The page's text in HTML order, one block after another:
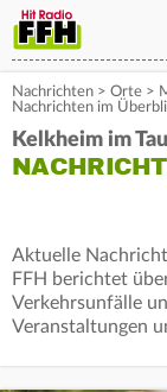
Nachrichten > Orte >
Nachrichten im
Kelkheim im
Aktuelle
FFH berichtet
Verkehrsunfälle
Veranstaltungen